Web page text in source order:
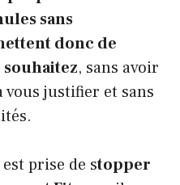
sans
donc de
, sans avoir
vous justifier et sans
prise de stopper